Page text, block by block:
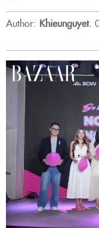
Author: Khieunguyet.